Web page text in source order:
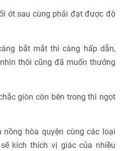
ớt sau cùng phải đạt được độ
bắt mắt thì càng hấp dẫn,
thôi cũng đã muốn thưởng
giòn còn bên trong thì ngọt
nồng hòa quyện cùng các loại
kích thích vị giác của nhiều